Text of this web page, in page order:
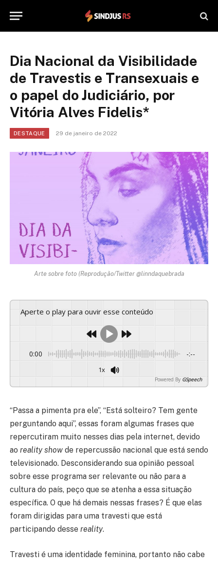
Dia Nacional da Visibilidade
de Travestis e Transexuais e
o papel do Judiciário, por
Vitória Alves Fidelis*
DESTAQUE 29 de janeiro de 2022
Arte sobre foto (Reprodução/Twitter @linndaquebrada
Aperte o play para ouvir esse conteúdo
0:00 -:--
1x
Powered By GSpeech
“Passa a pimenta pra ele”, “Está solteiro? Tem gente
perguntando aqui”, essas foram algumas frases que
repercutiram muito nesses dias pela internet, devido
ao reality show de repercussão nacional que está sendo
televisionado. Desconsiderando sua opinião pessoal
sobre esse programa ser relevante ou não para a
cultura do país, peço que se atenha a essa situação
específica. O que há demais nessas frases? É que elas
foram dirigidas para uma travesti que está
participando desse reality.
Travesti é uma identidade feminina, portanto não cabe